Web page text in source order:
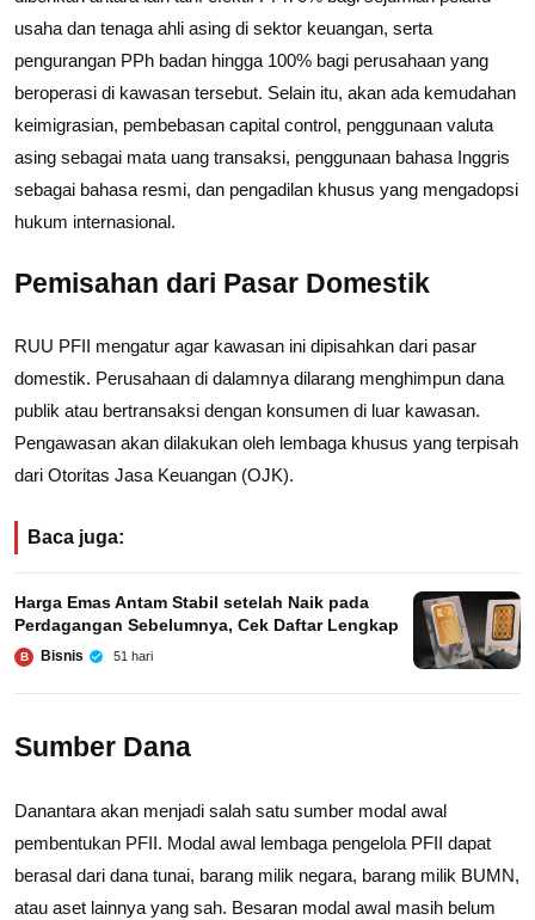
usaha dan tenaga ahli asing di sektor keuangan, serta
pengurangan PPh badan hingga 100% bagi perusahaan yang
beroperasi di kawasan tersebut. Selain itu, akan ada kemudahan
keimigrasian, pembebasan capital control, penggunaan valuta
asing sebagai mata uang transaksi, penggunaan bahasa Inggris
sebagai bahasa resmi, dan pengadilan khusus yang mengadopsi
hukum internasional.
Pemisahan dari Pasar Domestik
RUU PFII mengatur agar kawasan ini dipisahkan dari pasar
domestik. Perusahaan di dalamnya dilarang menghimpun dana
publik atau bertransaksi dengan konsumen di luar kawasan.
Pengawasan akan dilakukan oleh lembaga khusus yang terpisah
dari Otoritas Jasa Keuangan (OJK).
Baca juga:
Harga Emas Antam Stabil setelah Naik pada
Perdagangan Sebelumnya, Cek Daftar Lengkap
B Bisnis 51 hari
Sumber Dana
Danantara akan menjadi salah satu sumber modal awal
pembentukan PFII. Modal awal lembaga pengelola PFII dapat
berasal dari dana tunai, barang milik negara, barang milik BUMN,
atau aset lainnya yang sah. Besaran modal awal masih belum